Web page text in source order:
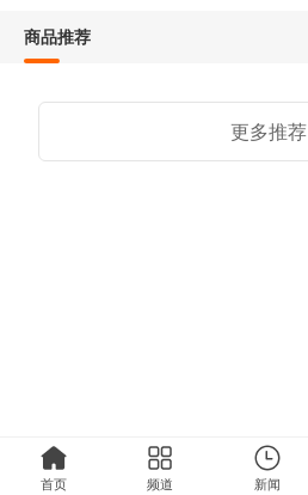
商品推荐
更多推荐
首页 频道 新闻